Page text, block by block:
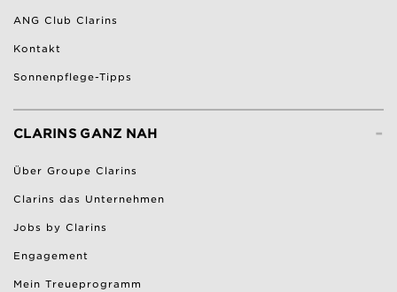
ANG Club Clarins
Kontakt
Sonnenpflege-Tipps
-
CLARINS GANZ NAH
Über Groupe Clarins
Clarins das Unternehmen
Jobs by Clarins
Engagement
Mein Treueprogramm